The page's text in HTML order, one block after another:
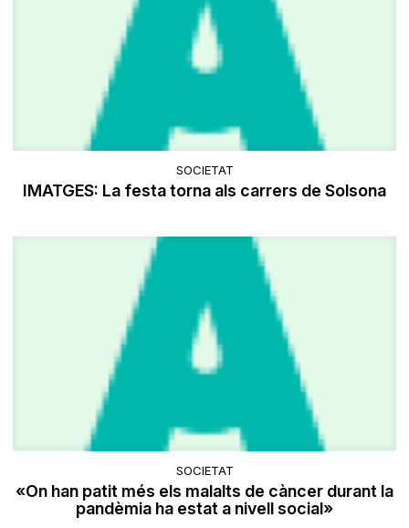
SOCIETAT
IMATGES: La festa torna als carrers de Solsona
SOCIETAT
«On han patit més els malalts de càncer durant la
pandèmia ha estat a nivell social»